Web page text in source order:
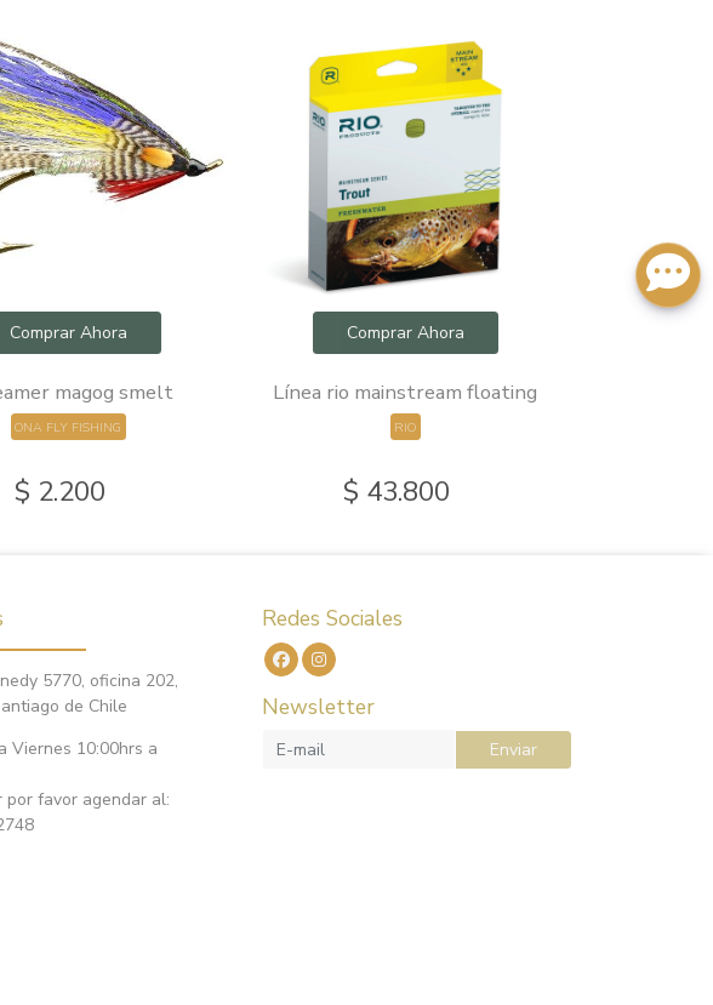
Comprar Ahora
magog smelt
ONA FLY FISHING
$ 2.200
Comprar Ahora
Línea rio mainstream floating
RIO
$ 43.800
5770, oficina 202,
de Chile
Viernes 10:00hrs a
por favor agendar al:
Redes Sociales
Newsletter
Enviar